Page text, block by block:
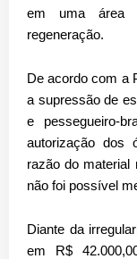
em uma área
regeneração.
De acordo com a
a supressão de
e pessegueiro-
autorização dos
razão do material
não foi possível
Diante da
em R$